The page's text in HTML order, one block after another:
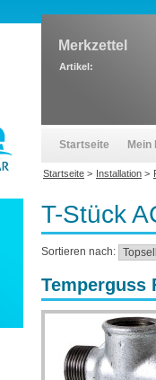
T-Stück
Sortieren nach:
Temperguss
Merkzettel
Artikel:
Startseite Mein
Startseite > Installation >